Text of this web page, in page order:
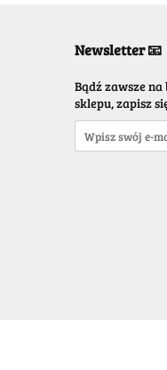
Newsletter 📧
Bądź zawsze
sklepu, zapisz